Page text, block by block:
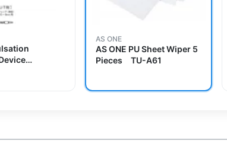
AS ONE
AS ONE PU Sheet Wiper 5
Pieces TU-A61